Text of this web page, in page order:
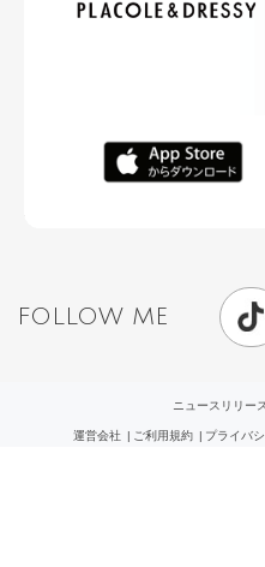
FOLLOW ME
ニュースリリー
運営会社 ご利用規約 プライバ